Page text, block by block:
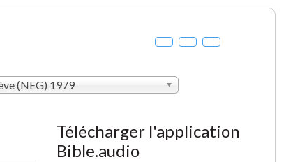
(NEG) 1979
Télécharger l'application
Bible.audio